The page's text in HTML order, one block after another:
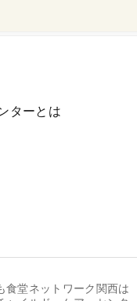
ターとは
食堂ネットワーク関西は